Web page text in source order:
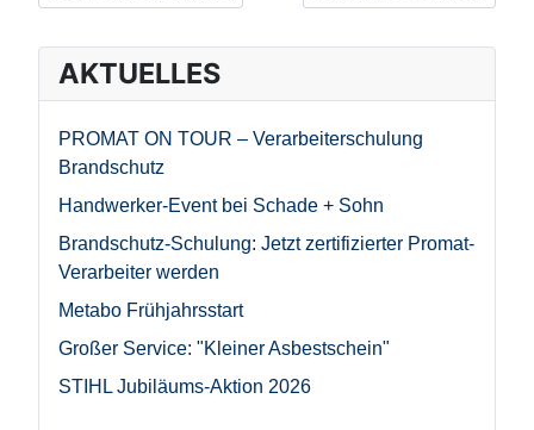
AKTUELLES
PROMAT ON TOUR – Verarbeiterschulung
Brandschutz
Handwerker-Event bei Schade + Sohn
Brandschutz-Schulung: Jetzt zertifizierter Promat-
Verarbeiter werden
Metabo Frühjahrsstart
Großer Service: "Kleiner Asbestschein"
STIHL Jubiläums-Aktion 2026